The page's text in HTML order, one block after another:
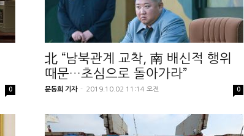
0
北 “남북관계 교착, 南 배신적 행위
때문…초심으로 돌아가라”
문동희 기자 - 2019.10.02 11:14 오전 0